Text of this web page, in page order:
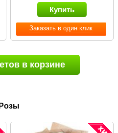
Заказать в один клик
Купить
в корзине
Розы